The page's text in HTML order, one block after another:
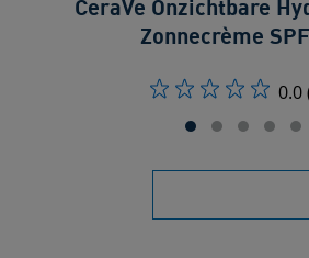
CeraVe Onzichtbare
Zonnecrème
0.0